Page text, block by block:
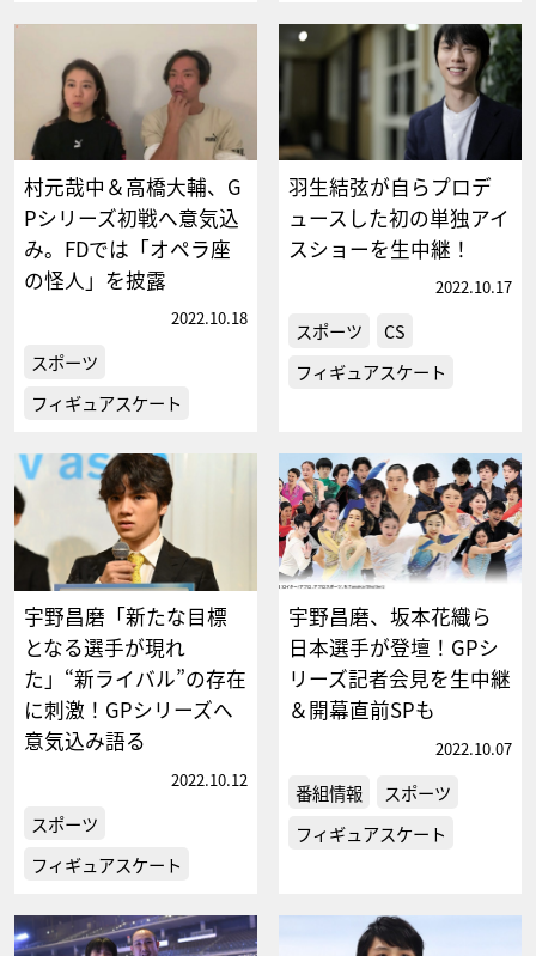
村元哉中＆高橋大輔、G
Pシリーズ初戦へ意気込
み。FDでは「オペラ座
の怪人」を披露
2022.10.18
スポーツ
フィギュアスケート
羽生結弦が自らプロデ
ュースした初の単独アイ
スショーを生中継！
2022.10.17
スポーツ
CS
フィギュアスケート
宇野昌磨「新たな目標
となる選手が現れ
た」“新ライバル”の存在
に刺激！GPシリーズへ
意気込み語る
2022.10.12
スポーツ
フィギュアスケート
宇野昌磨、坂本花織ら
日本選手が登壇！GPシ
リーズ記者会見を生中継
＆開幕直前SPも
2022.10.07
番組情報
スポーツ
フィギュアスケート